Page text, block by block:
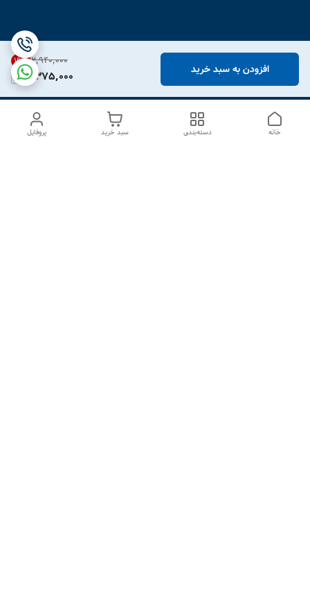
۲٬۹۴۰٬۰۰۰ 19%
2,375,000 افزودن به سبد خرید
پروفایل سبد خرید دسته‌بندی خانه